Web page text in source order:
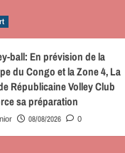
ball: En prévision de la
du Congo et la Zone 4, La
Républicaine Volley Club
sa préparation
08/08/2026 0